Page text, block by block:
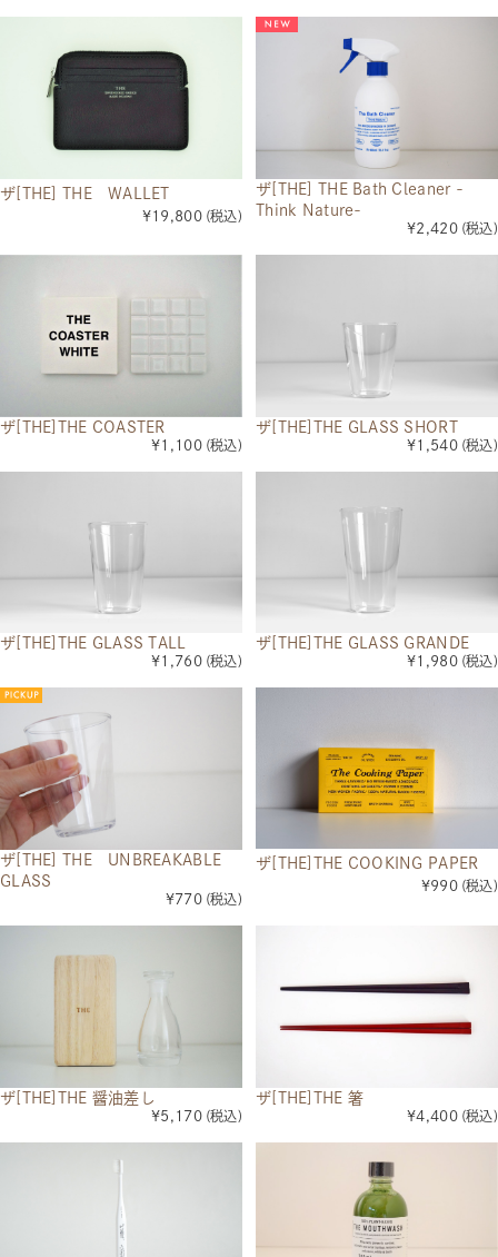
ザ[THE] THE WALLET
¥19,800 (税込)
ザ[THE] THE Bath Cleaner -
Think Nature-
¥2,420 (税込)
ザ[THE]THE COASTER
¥1,100 (税込)
ザ[THE]THE GLASS SHORT
¥1,540 (税込)
ザ[THE]THE GLASS TALL
¥1,760 (税込)
ザ[THE]THE GLASS GRANDE
¥1,980 (税込)
ザ[THE] THE UNBREAKABLE
GLASS
¥770 (税込)
ザ[THE]THE COOKING PAPER
¥990 (税込)
ザ[THE]THE 醤油差し
¥5,170 (税込)
ザ[THE]THE 箸
¥4,400 (税込)